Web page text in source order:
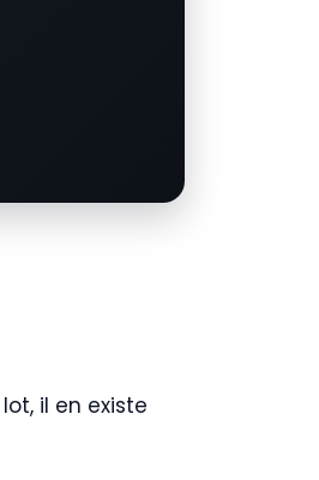
il en existe